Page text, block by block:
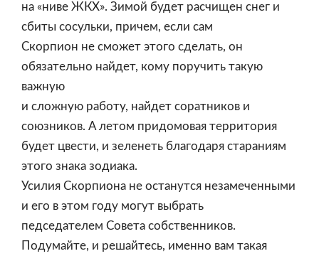
на «ниве ЖКХ». Зимой будет расчищен снег и
сбиты сосульки, причем, если сам
Скорпион не сможет этого сделать, он
обязательно найдет, кому поручить такую
важную
и сложную работу, найдет соратников и
союзников. А летом придомовая территория
будет цвести, и зеленеть благодаря стараниям
этого знака зодиака.
Усилия Скорпиона не останутся незамеченными
и его в этом году могут выбрать
педседателем Совета собственников.
Подумайте, и решайтесь, именно вам такая